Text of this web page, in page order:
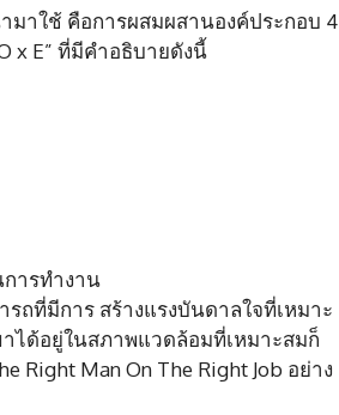
าใช้ คือการผสมผสานองค์ประกอบ 4
x E” ที่มีคำอธิบายดังนี้
การทำงาน
ถที่มีการ สร้างแรงบันดาลใจที่เหมาะ
ได้อยู่ในสภาพแวดล้อมที่เหมาะสมก็
Right Man On The Right Job อย่าง